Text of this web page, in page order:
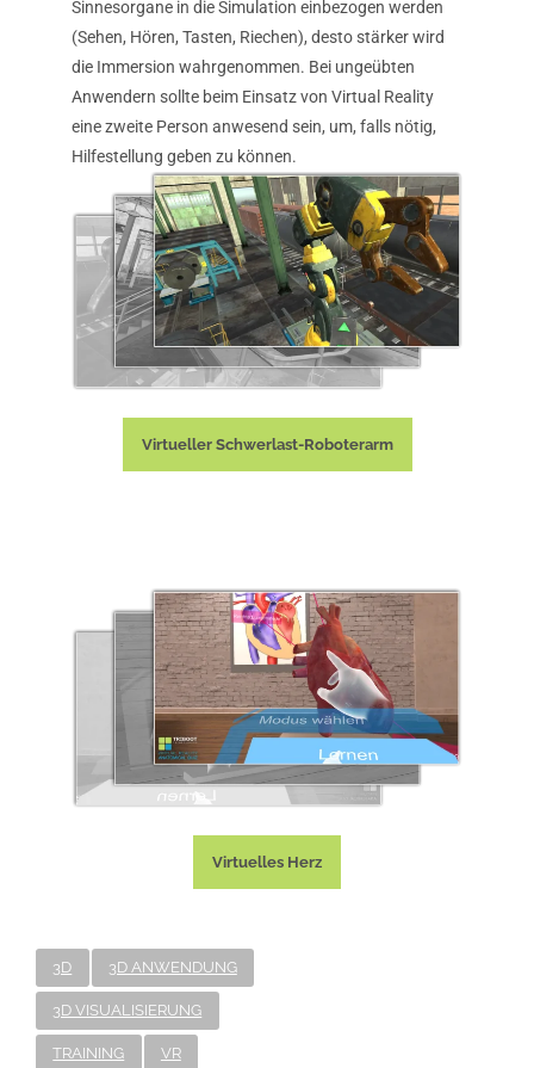
Sinnesorgane in die Simulation einbezogen werden
(Sehen, Hören, Tasten, Riechen), desto stärker wird
die Immersion wahrgenommen. Bei ungeübten
Anwendern sollte beim Einsatz von Virtual Reality
eine zweite Person anwesend sein, um, falls nötig,
Hilfestellung geben zu können.
Virtueller Schwerlast-Roboterarm
Virtuelles Herz
3D 3D ANWENDUNG
3D VISUALISIERUNG
TRAINING VR